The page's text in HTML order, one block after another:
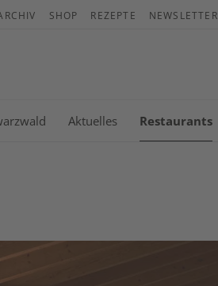
SHOP REZEPTE NEWSLETTER
Aktuelles Restaurants